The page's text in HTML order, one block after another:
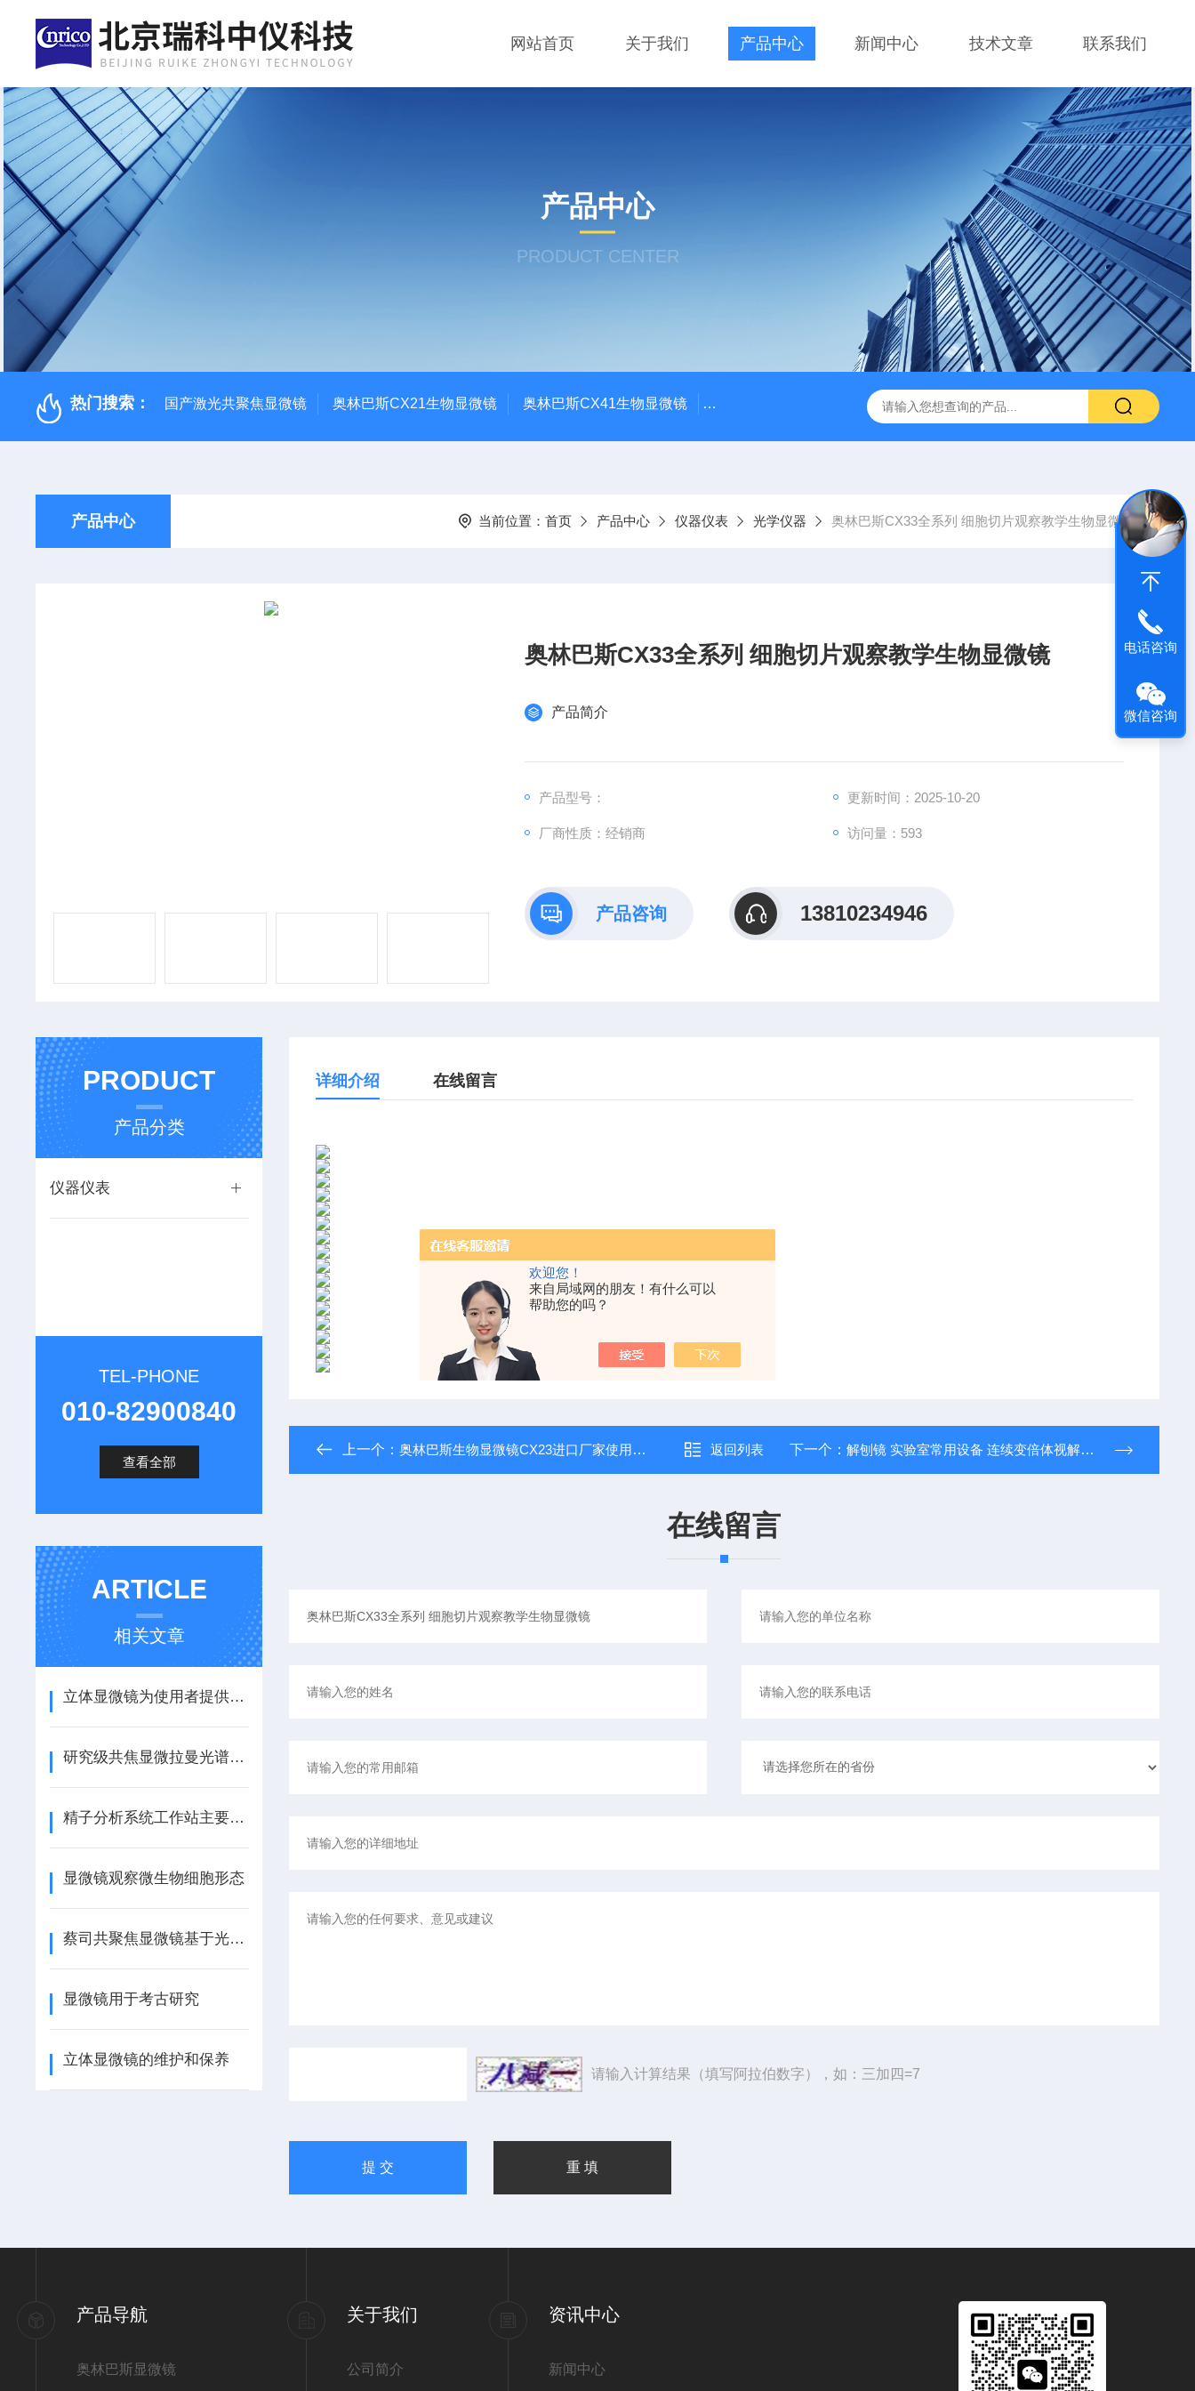
欢迎您！
来自局域网的朋友！有什么可以
帮助您的吗？
网站首页 关于我们 产品中心 新闻中心 技术文章 联系我们
产品中心
PRODUCT CENTER
热门搜索： 国产激光共聚焦显微镜 奥林巴斯CX21生物显微镜 奥林巴斯CX41生物显微镜 奥林巴斯CX31生物显微镜 QAS 100Lī原位电化学质谱仪 全自动数字
产品中心 当前位置： 首页 产品中心 仪器仪表 光学仪器 奥林巴斯CX33全系列 细胞切片观察教学生物显微镜
奥林巴斯CX33全系列 细胞切片观察教学生物显微镜
产品简介
产品型号： 更新时间：2025-10-20
厂商性质：经销商 访问量：593
产品咨询 13810234946
PRODUCT
产品分类
仪器仪表
TEL-PHONE
010-82900840
查看全部
ARTICLE
相关文章
立体显微镜为使用者提供了一种直观、立体的观察体验
研究级共焦显微拉曼光谱仪的处理方法
精子分析系统工作站主要检测项目
显微镜观察微生物细胞形态
蔡司共聚焦显微镜基于光的反射和共轭焦点原理
显微镜用于考古研究
立体显微镜的维护和保养
详细介绍 在线留言
上一个：奥林巴斯生物显微镜CX23进口厂家使用简介 返回列表 下一个： 解刨镜 实验室常用设备 连续变倍体视解剖镜 全国供应
在线留言
请输入计算结果（填写阿拉伯数字），如：三加四=7
产品导航
奥林巴斯显微镜
关于我们
公司简介
资讯中心
新闻中心
电话咨询
微信咨询